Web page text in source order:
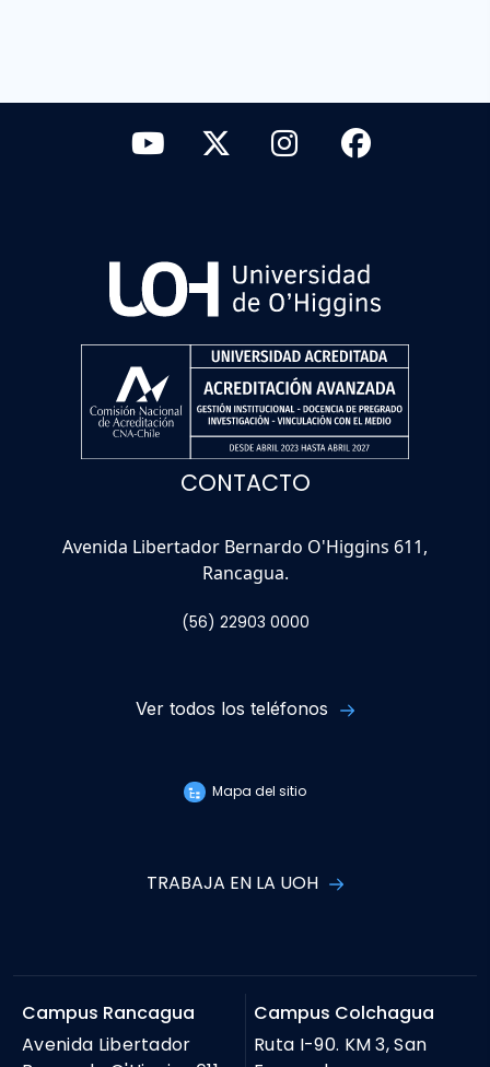
CONTACTO
Avenida Libertador Bernardo O'Higgins 611,
Rancagua.
(56) 22903 0000
Ver todos los teléfonos
Mapa del sitio
TRABAJA EN LA UOH
Campus Rancagua
Avenida Libertador
Campus Colchagua
Ruta I-90. KM 3, San